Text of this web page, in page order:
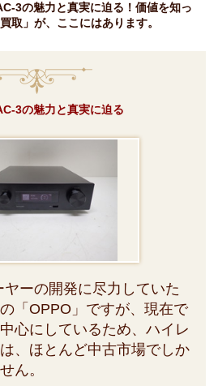
3の魅力と真実に迫る！価値を知っ
取」が、ここにはあります。
3の魅力と真実に迫る
ヤーの開発に尽力していた
「OPPO」ですが、現在で
心にしているため、ハイレ
、ほとんど中古市場でしか
ん。